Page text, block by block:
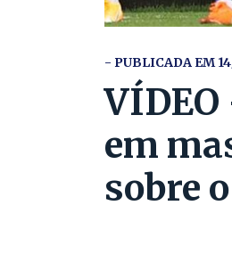
- PUBLICADA EM
em
sobre